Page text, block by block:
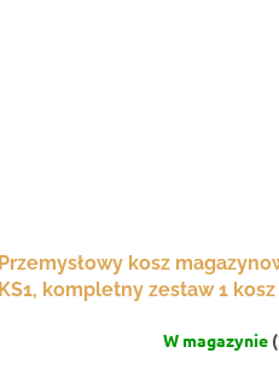
Przemysłowy kosz
KS1, kompletny zestaw 1 kosz
W magazynie